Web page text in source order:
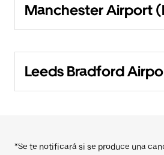
Manchester Airport
Leeds Bradford
*Se te notificará si se produce una